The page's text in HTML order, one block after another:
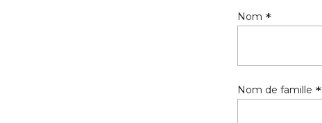
Nom *
Nom de famille *